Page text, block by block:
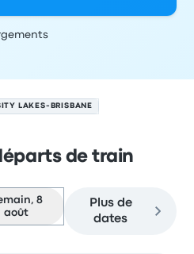
LAKES-BRISBANE
de train
8
août
Plus de
dates